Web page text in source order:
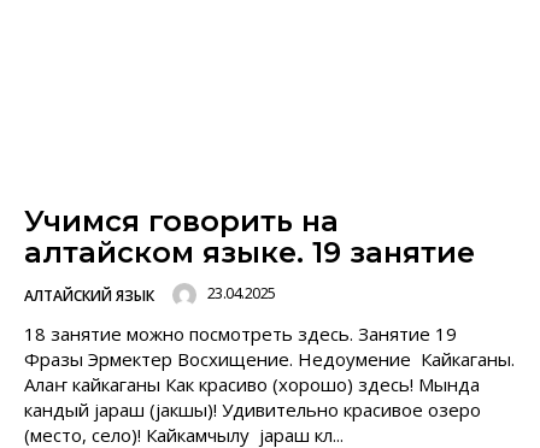
Учимся говорить на
алтайском языке. 19 занятие
АЛТАЙСКИЙ ЯЗЫК 23.04.2025
18 занятие можно посмотреть здесь. Занятие 19
Фразы Эрмектер Восхищение. Недоумение Кайкаганы.
Алаҥ кайкаганы Как красиво (хорошо) здесь! Мында
кандый jараш (jакшы)! Удивительно красивое озеро
(место, село)! Кайкамчылу jараш кӧл...